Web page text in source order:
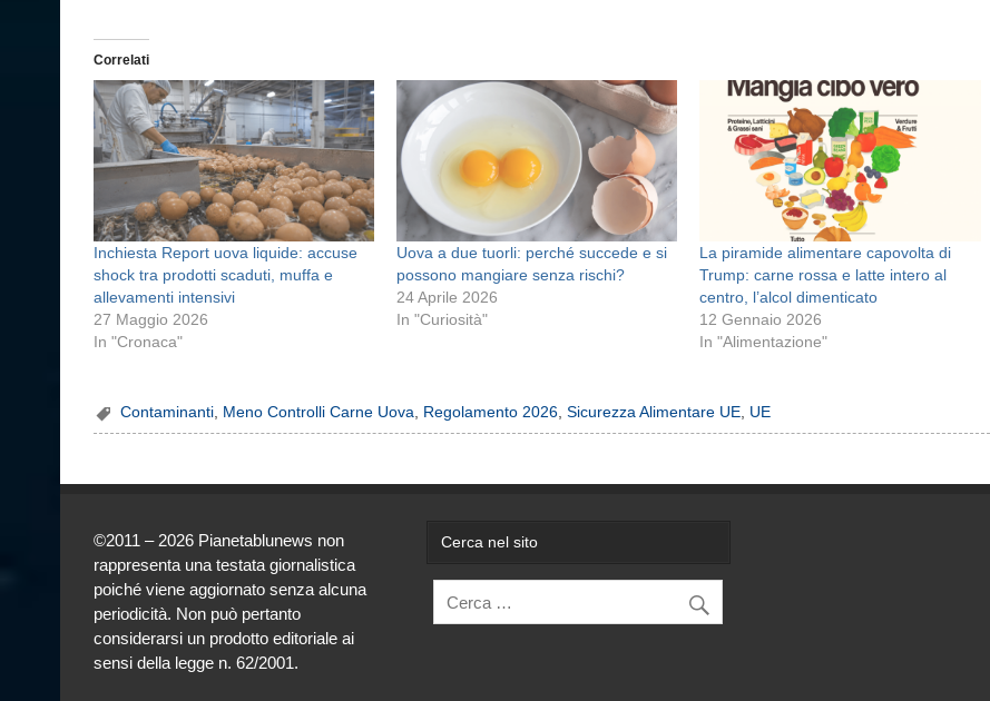
Correlati
Inchiesta Report uova liquide: accuse
shock tra prodotti scaduti, muffa e
allevamenti intensivi
27 Maggio 2026
In "Cronaca"
Uova a due tuorli: perché succede e si
possono mangiare senza rischi?
24 Aprile 2026
In "Curiosità"
La piramide alimentare capovolta di
Trump: carne rossa e latte intero al
centro, l’alcol dimenticato
12 Gennaio 2026
In "Alimentazione"
Contaminanti Meno Controlli Carne Uova Regolamento 2026 ,Sicurezza Alimentare UE UE
©2011 – 2026 Pianetablunews non
rappresenta una testata giornalistica
poiché viene aggiornato senza alcuna
periodicità. Non può pertanto
considerarsi un prodotto editoriale ai
sensi della legge n. 62/2001.
Cerca nel sito